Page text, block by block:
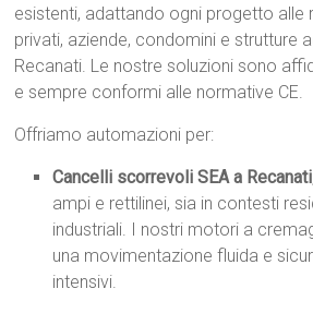
esistenti, adattando ogni progetto alle
privati, aziende, condomini e strutture
Recanati. Le nostre soluzioni sono
e sempre conformi alle normative CE.
Offriamo automazioni per:
Cancelli scorrevoli SEA a Recanati
ampi e rettilinei, sia in contesti
industriali. I nostri motori a
una movimentazione fluida e
intensivi.